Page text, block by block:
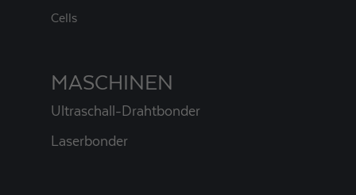
Cells
MASCHINEN
Ultraschall-Drahtbonder
Laserbonder